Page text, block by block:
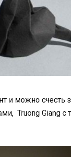
и можно счесть
Truong Giang с